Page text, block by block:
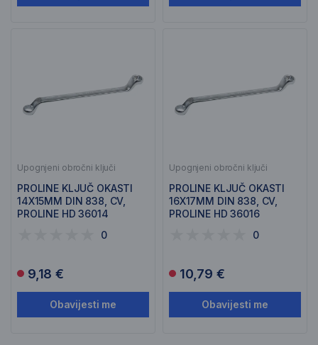
Upognjeni obročni ključi
PROLINE KLJUČ OKASTI
14X15MM DIN 838, CV,
PROLINE HD 36014
0
9,18 €
Obavijesti me
Upognjeni obročni ključi
PROLINE KLJUČ OKASTI
16X17MM DIN 838, CV,
PROLINE HD 36016
0
10,79 €
Obavijesti me